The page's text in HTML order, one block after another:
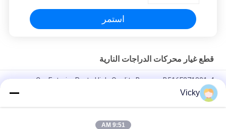
استمر
قطع غيار محركات الدراجات النارية
Car Exterior Parts High-Quality Bumper B516F271301-4
CHANAN OSHAN​ Z6 Starry White
محرك بداية هوندا EX5 قطع غيار محرك دراجة نارية رخيصة بالجملة مع
Vicky
9:51 AM